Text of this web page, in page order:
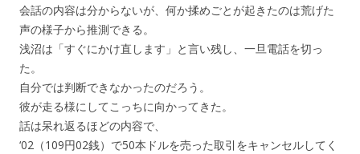
会話の内容は分からないが、何か揉めごとが起きたのは荒げた
声の様子から推測できる。
浅沼は「すぐにかけ直します」と言い残し、一旦電話を切っ
た。
自分では判断できなかったのだろう。
彼が走る様にしてこっちに向かってきた。
話は呆れ返るほどの内容で、
‘02（109円02銭）で50本ドルを売った取引をキャンセルしてく